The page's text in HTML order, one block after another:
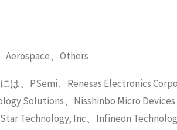
、Others
、PSemi、Renesas Electronics
Solutions、Nisshinbo Micro
Technology, Inc、Infineon